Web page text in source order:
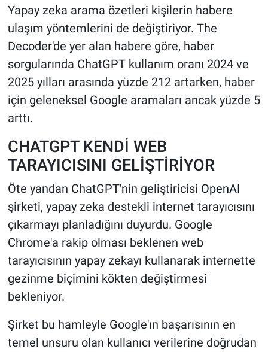
Yapay zeka arama özetleri kişilerin habere
ulaşım yöntemlerini de değiştiriyor. The
Decoder'de yer alan habere göre, haber
sorgularında ChatGPT kullanım oranı 2024 ve
2025 yılları arasında yüzde 212 artarken, haber
için geleneksel Google aramaları ancak yüzde 5
arttı.
CHATGPT KENDİ WEB
TARAYICISINI GELİŞTİRİYOR
Öte yandan ChatGPT'nin geliştiricisi OpenAI
şirketi, yapay zeka destekli internet tarayıcısını
çıkarmayı planladığını duyurdu. Google
Chrome'a rakip olması beklenen web
tarayıcısının yapay zekayı kullanarak internette
gezinme biçimini kökten değiştirmesi
bekleniyor.
Şirket bu hamleyle Google'ın başarısının en
temel unsuru olan kullanıcı verilerine doğrudan